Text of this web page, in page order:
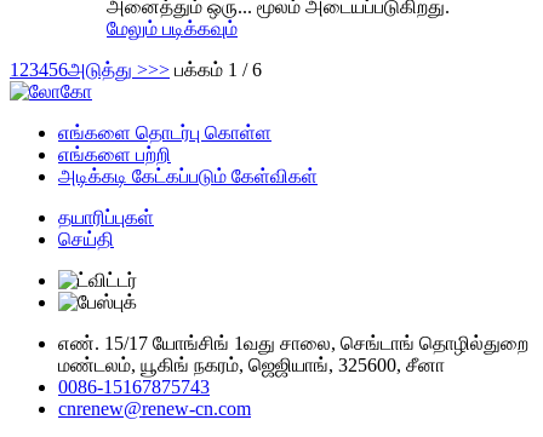
அனைத்தும் ஒரு... மூலம் அடையப்படுகிறது.
மேலும் படிக்கவும்
1 23456அடுத்து >>> பக்கம் 1 / 6
எங்களை தொடர்பு கொள்ள
எங்களை பற்றி
அடிக்கடி கேட்கப்படும் கேள்விகள்
தயாரிப்புகள்
செய்தி
எண். 15/17 யோங்சிங் 1வது சாலை, செங்டாங் தொழில்துறை
மண்டலம், யூகிங் நகரம், ஜெஜியாங், 325600, சீனா
0086-15167875743
cnrenew@renew-cn.com